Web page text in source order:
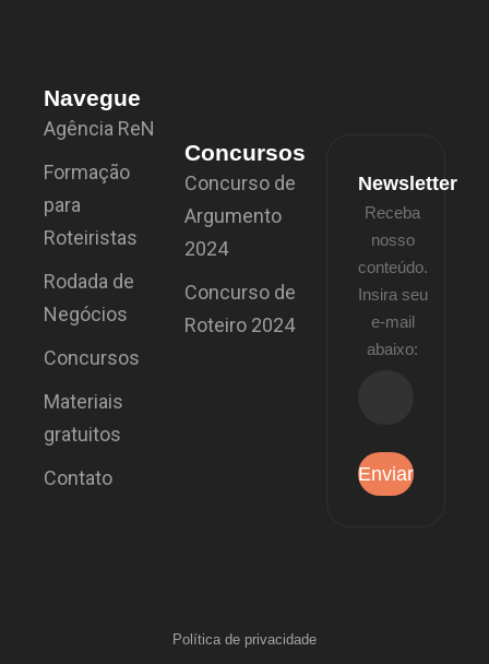
Navegue
Agência ReN
Formação
para
Roteiristas
Rodada de
Negócios
Concursos
Materiais
gratuitos
Contato
Concursos
Concurso de
Argumento
2024
Concurso de
Roteiro 2024
Newsletter
Receba
nosso
conteúdo.
Insira seu
e-mail
abaixo:
Política de privacidade